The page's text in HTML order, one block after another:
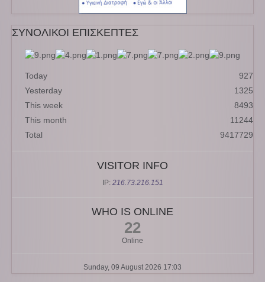
ΣΥΝΟΛΙΚΟΙ ΕΠΙΣΚΕΠΤΕΣ
Today
927
Yesterday
1325
This week
8493
This month
11244
Total
9417729
VISITOR INFO
IP: 216.73.216.151
WHO IS ONLINE
22
Online
Sunday, 09 August 2026 17:03